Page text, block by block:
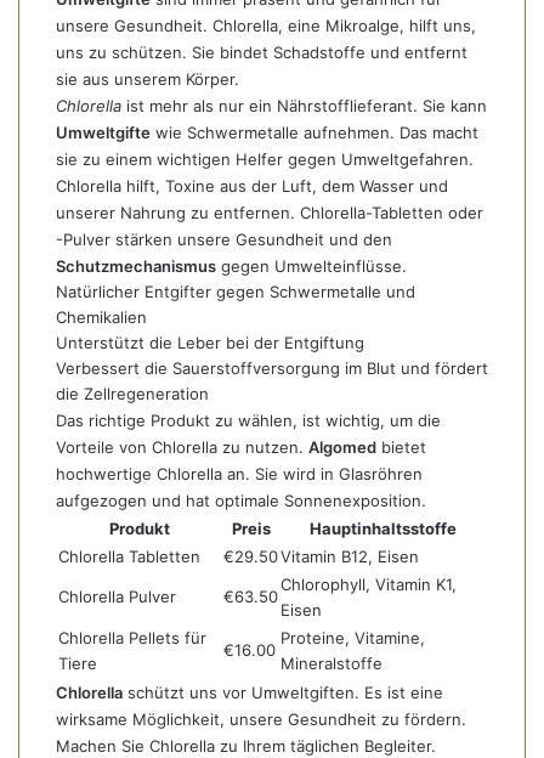
unsere Gesundheit. Chlorella, eine Mikroalge, hilft uns,
uns zu schützen. Sie bindet Schadstoffe und entfernt
sie aus unserem Körper.
Chlorella ist mehr als nur ein Nährstofflieferant. Sie kann
Umweltgifte wie Schwermetalle aufnehmen. Das macht
sie zu einem wichtigen Helfer gegen Umweltgefahren.
Chlorella hilft, Toxine aus der Luft, dem Wasser und
unserer Nahrung zu entfernen. Chlorella-Tabletten oder
-Pulver stärken unsere Gesundheit und den
Schutzmechanismus gegen Umwelteinflüsse.
Natürlicher Entgifter gegen Schwermetalle und
Chemikalien
Unterstützt die Leber bei der Entgiftung
Verbessert die Sauerstoffversorgung im Blut und fördert
die Zellregeneration
Das richtige Produkt zu wählen, ist wichtig, um die
Vorteile von Chlorella zu nutzen. Algomed bietet
hochwertige Chlorella an. Sie wird in Glasröhren
aufgezogen und hat optimale Sonnenexposition.
Produkt
Preis
Hauptinhaltsstoffe
Chlorella Tabletten
€29.50Vitamin B12, Eisen
Chlorella Pulver €63.50
Chlorophyll, Vitamin K1,
Eisen
Chlorella Pellets für
Tiere
€16.00
Proteine, Vitamine,
Mineralstoffe
Chlorella schützt uns vor Umweltgiften. Es ist eine
wirksame Möglichkeit, unsere Gesundheit zu fördern.
Machen Sie Chlorella zu Ihrem täglichen Begleiter.